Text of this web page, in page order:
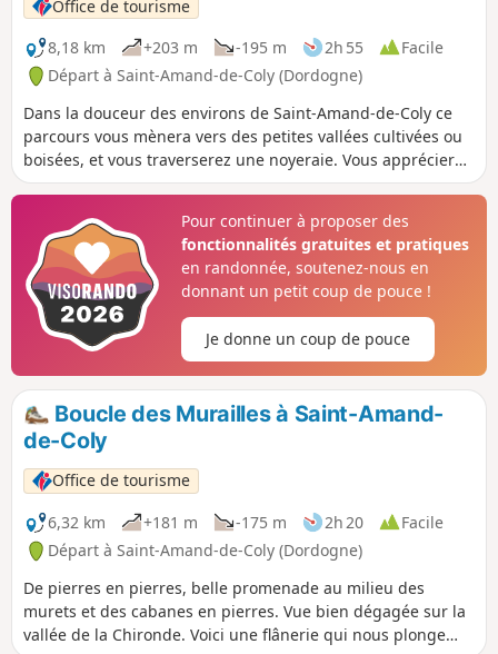
Office de tourisme
8,18 km
+203 m -195 m 2h 55
Facile
Départ à Saint-Amand-de-Coly (Dordogne)
Dans la douceur des environs de Saint-Amand-de-Coly ce
parcours vous mènera vers des petites vallées cultivées ou
boisées, et vous traverserez une noyeraie. Vous apprécierez
de beaux points de vue en remontant sur les plateaux. Une
Pour continuer à proposer des
fonctionnalités gratuites et pratiques
en randonnée, soutenez-nous en
donnant un petit coup de pouce !
Je donne un coup de pouce
Boucle des Murailles à Saint-Amand-
de-Coly
Office de tourisme
6,32 km
+181 m -175 m 2h 20
Facile
Départ à Saint-Amand-de-Coly (Dordogne)
De pierres en pierres, belle promenade au milieu des
murets et des cabanes en pierres. Vue bien dégagée sur la
vallée de la Chironde. Voici une flânerie qui nous plonge